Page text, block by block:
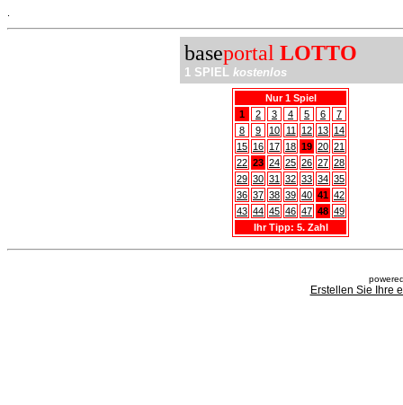
baseportal LOTTO
1 SPIEL kostenlos
Nur 1 Spiel
1
2 3 4 5 6
7
8
9 10 11 12 13 14
15 16 17 18 19 20 21
22 23 24 25 26 27 28
29 30 31 32 33 34 35
36 37 38 39 40 41 42
43 44 45 46 47 48 49
Ihr Tipp: 5. Zahl
Erstellen Sie Ihre